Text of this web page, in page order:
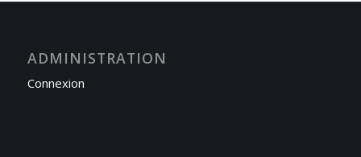
ADMINISTRATION
Connexion